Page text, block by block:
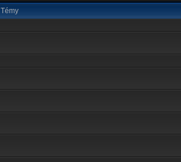
Témy